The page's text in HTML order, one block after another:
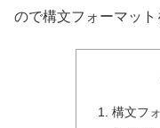
ので構文フォーマット
構文フ